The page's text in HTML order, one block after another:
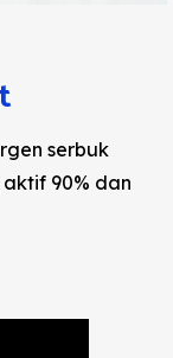
serbuk
90% dan